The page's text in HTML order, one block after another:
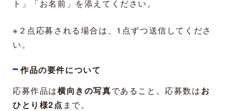
ト」「お名前」を添えてください。
※２点応募される場合は、1点ずつ送信してくださ
い。
作品の要件について
応募作品は横向きの写真であること。応募数はお
ひとり様2点 まで。